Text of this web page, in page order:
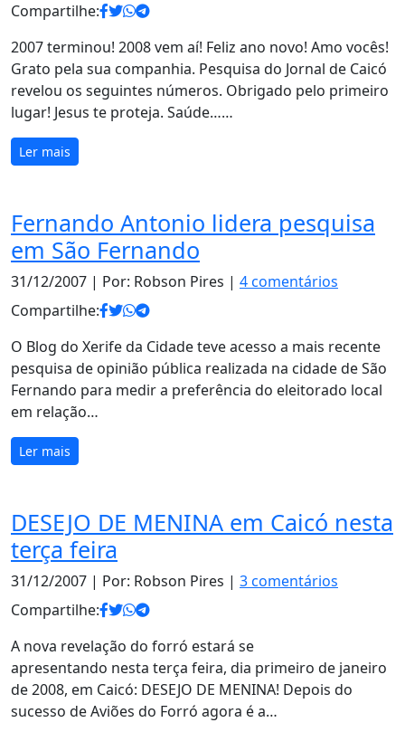
Compartilhe:
2007 terminou! 2008 vem aí! Feliz ano novo! Amo vocês!
Grato pela sua companhia. Pesquisa do Jornal de Caicó
revelou os seguintes números. Obrigado pelo primeiro
lugar! Jesus te proteja. Saúde……
Ler mais
Fernando Antonio lidera pesquisa
em São Fernando
31/12/2007 | Por: Robson Pires | 4 comentários
Compartilhe:
O Blog do Xerife da Cidade teve acesso a mais recente
pesquisa de opinião pública realizada na cidade de São
Fernando para medir a preferência do eleitorado local
em relação…
Ler mais
DESEJO DE MENINA em Caicó nesta
terça feira
31/12/2007 | Por: Robson Pires | 3 comentários
Compartilhe:
A nova revelação do forró estará se
apresentando nesta terça feira, dia primeiro de janeiro
de 2008, em Caicó: DESEJO DE MENINA! Depois do
sucesso de Aviões do Forró agora é a…